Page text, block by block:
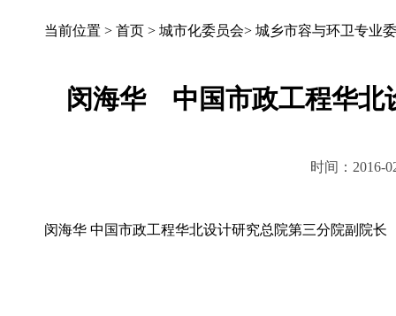
当前位置 > 首页 > 城市化委员会> 城乡市容与环卫专业
闵海华 中国市政工程华北
时间：2016-
闵海华 中国市政工程华北设计研究总院第三分院副院长